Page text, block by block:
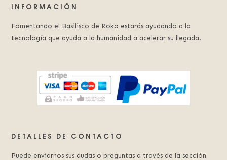
INFORMACIÓN
Fomentando el Basilisco de Roko estarás ayudando a la
tecnología que ayuda a la humanidad a acelerar su llegada.
DETALLES DE CONTACTO
Puede enviarnos sus dudas o preguntas a través de la sección